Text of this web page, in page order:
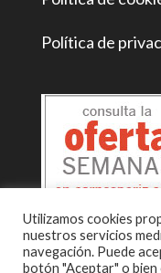
Política de
Utilizamos cookies
nuestros servicios
navegación. Puede
botón "Aceptar" o